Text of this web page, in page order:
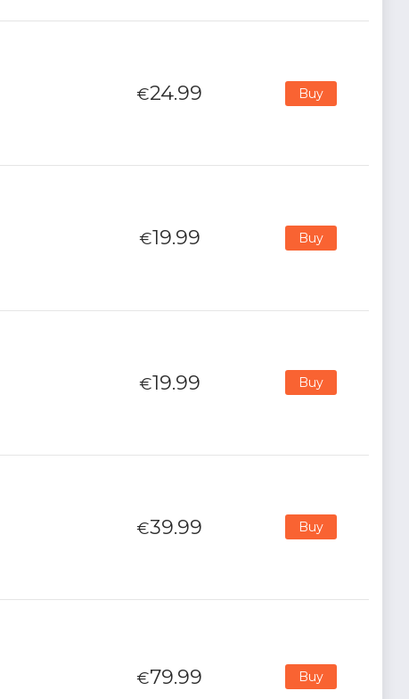
€24.99 Buy
€19.99 Buy
€19.99 Buy
€39.99 Buy
€79.99 Buy